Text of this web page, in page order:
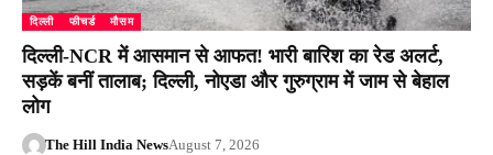
दिल्ली फीचर्ड मौसम
दिल्ली-NCR में आसमान से आफत! भारी बारिश का रेड अलर्ट,
सड़कें बनीं तालाब; दिल्ली, नोएडा और गुरुग्राम में जाम से बेहाल
लोग
The Hill India NewsAugust 7, 2026